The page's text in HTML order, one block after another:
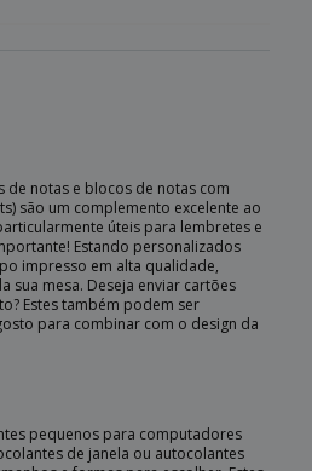
de notas e blocos de notas com
são um complemento excelente ao
úteis para lembretes e
Estando personalizados
impresso em alta qualidade,
sua mesa. Deseja enviar cartões
Estes também podem ser
para combinar com o design da
pequenos para computadores
de janela ou autocolantes